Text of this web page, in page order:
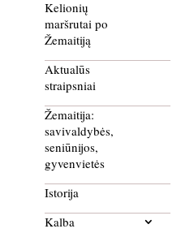
Kelionių
maršrutai po
Žemaitiją
Aktualūs
straipsniai
Žemaitija:
savivaldybės,
seniūnijos,
gyvenvietės
Istorija
Kalba